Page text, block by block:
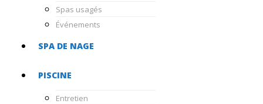
Spas usagés
Événements
SPA DE NAGE
PISCINE
Entretien